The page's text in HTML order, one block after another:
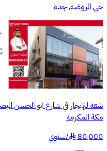
حي الروضة, جدة
شقة للإيجار في شارع ابو الحسن
مكة المكرمة
80,000
§
/سنوي